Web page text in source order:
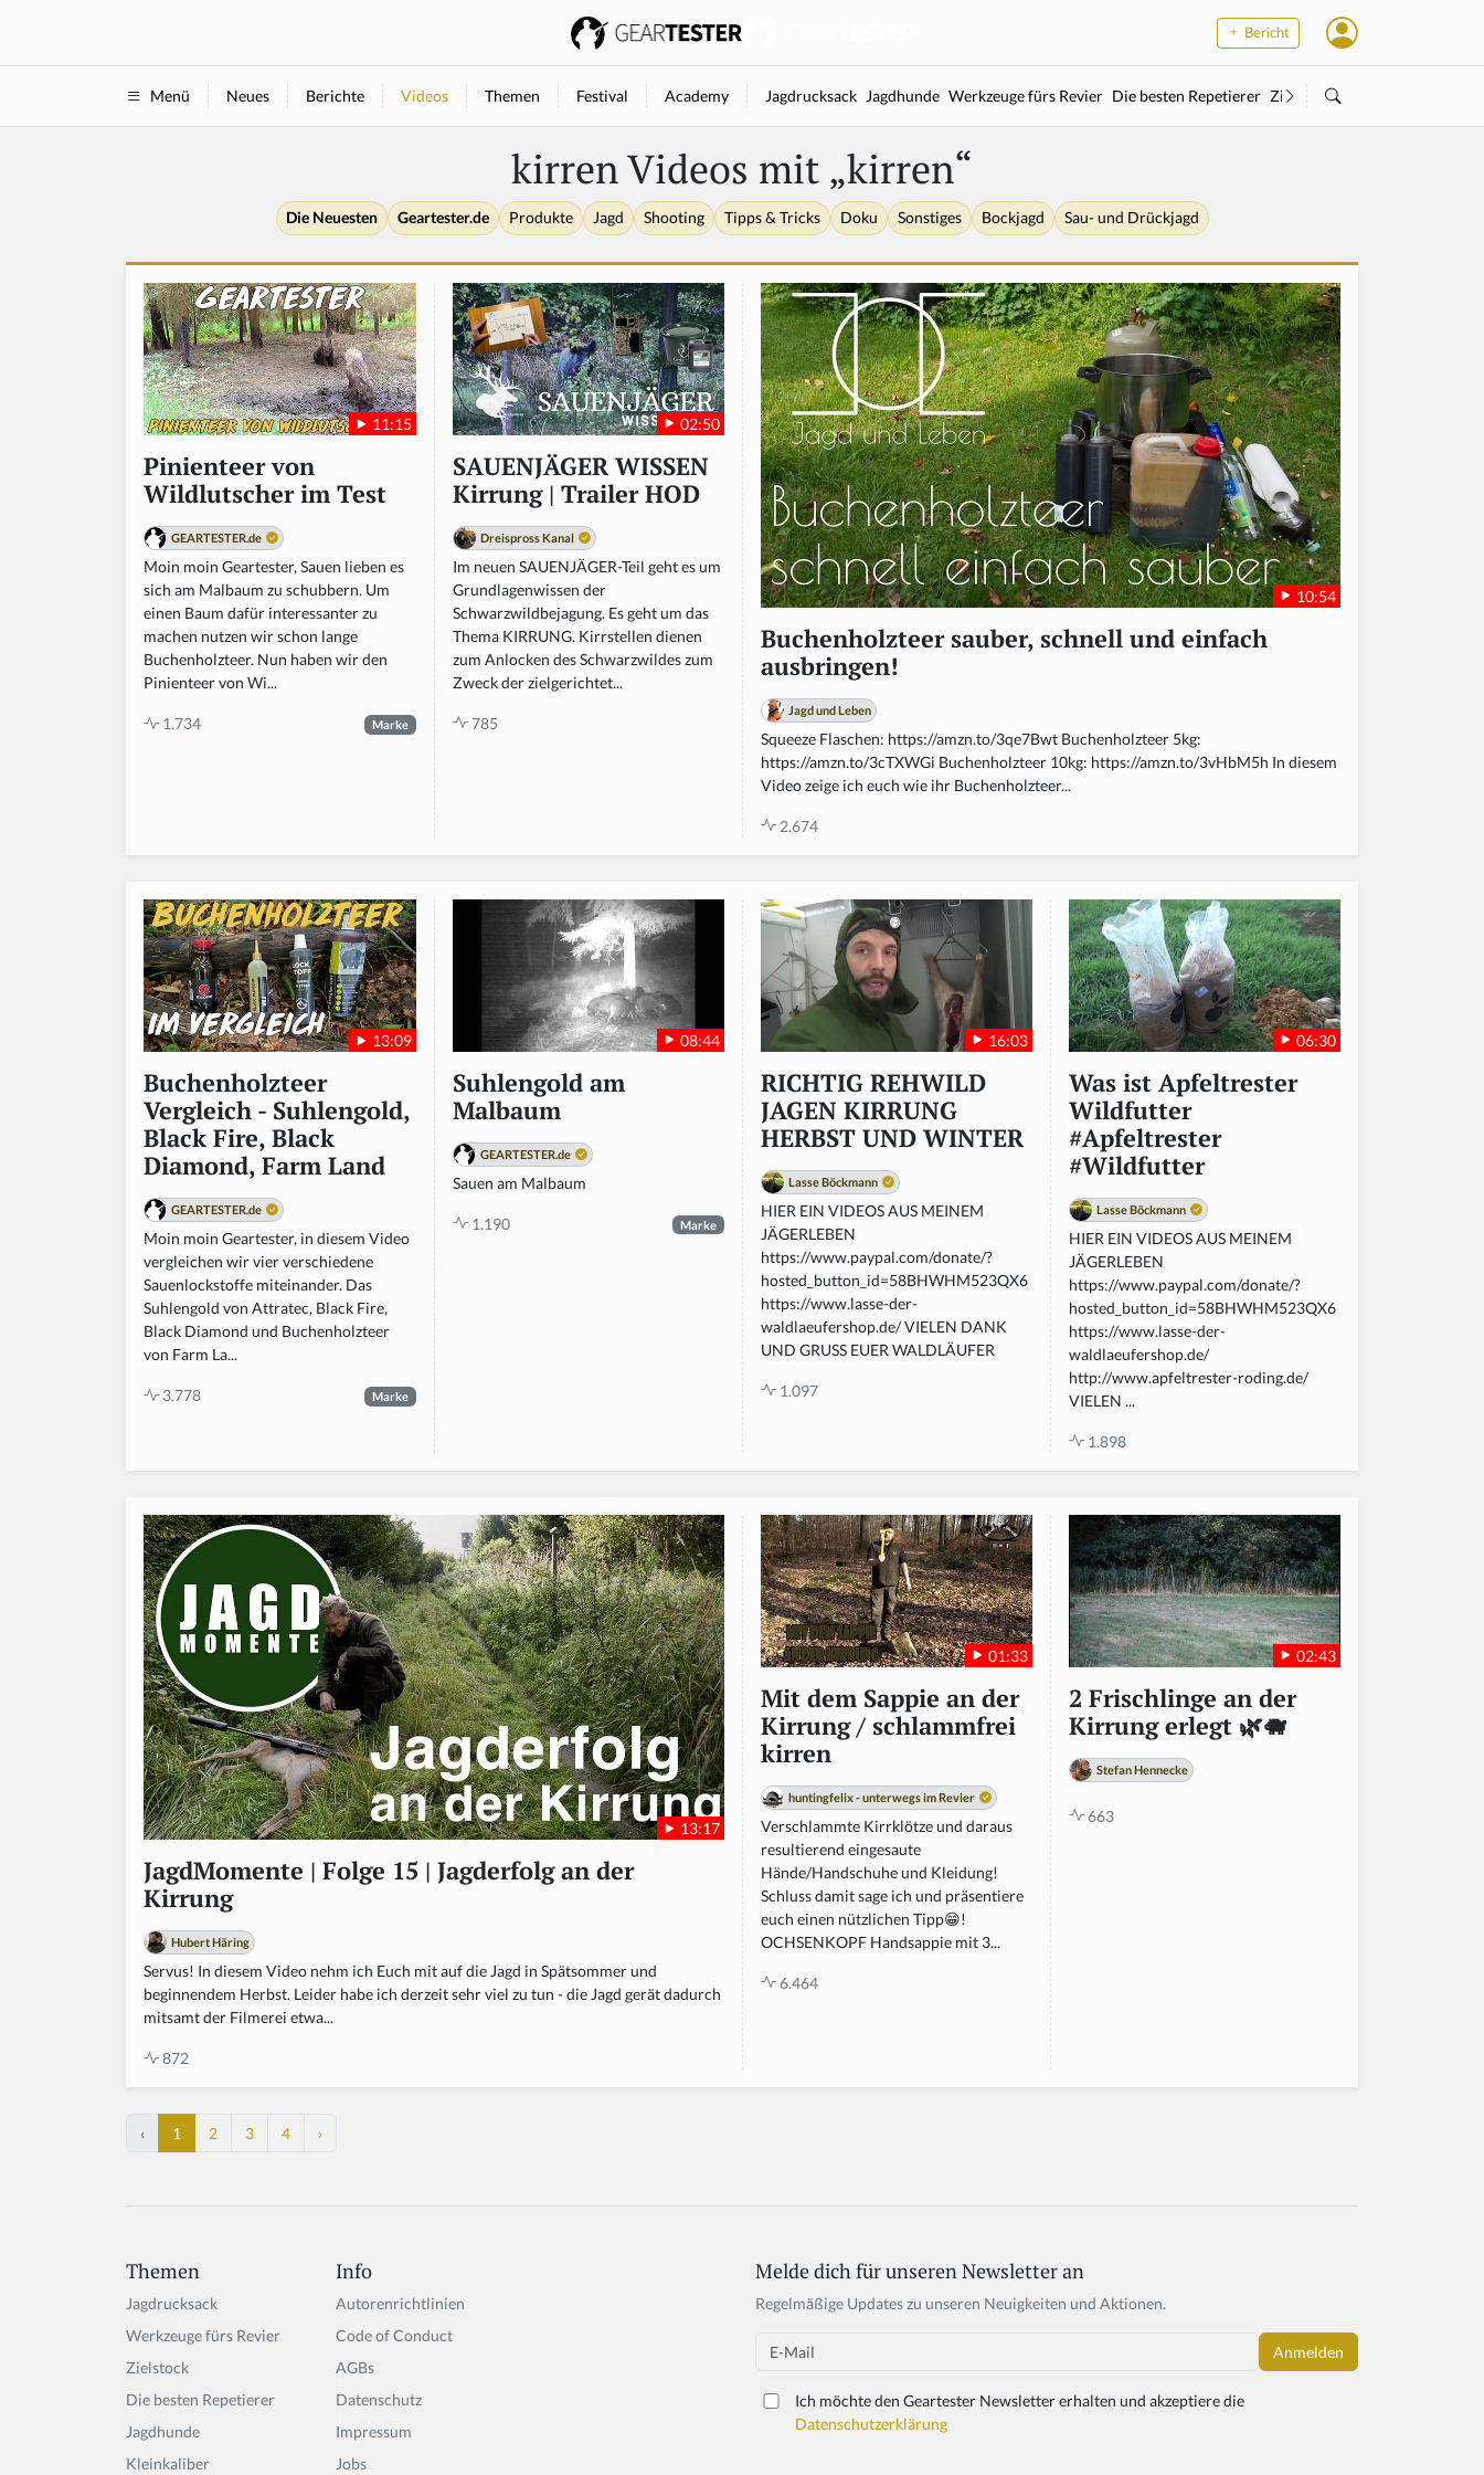
Bericht
Menü Neues Berichte Videos Themen Festival Academy Jagdrucksack Jagdhunde Werkzeuge fürs Revier Die besten Repetierer Zielstock
kirren Videos mit „kirren“
Die Neuesten Geartester.de Produkte Jagd Shooting Tipps & Tricks Doku Sonstiges Bockjagd Sau- und Drückjagd
11:15
Pinienteer von
Wildlutscher im Test
GEARTESTER.de
Moin moin Geartester, Sauen lieben es
sich am Malbaum zu schubbern. Um
einen Baum dafür interessanter zu
machen nutzen wir schon lange
Buchenholzteer. Nun haben wir den
Pinienteer von Wi...
1.734 Marke
02:50
SAUENJÄGER WISSEN
Kirrung | Trailer HOD
Dreispross Kanal
Im neuen SAUENJÄGER-Teil geht es um
Grundlagenwissen der
Schwarzwildbejagung. Es geht um das
Thema KIRRUNG. Kirrstellen dienen
zum Anlocken des Schwarzwildes zum
Zweck der zielgerichtet...
785
10:54
Buchenholzteer sauber, schnell und einfach
ausbringen!
Jagd und Leben
Squeeze Flaschen: https://amzn.to/3qe7Bwt Buchenholzteer 5kg:
https://amzn.to/3cTXWGi Buchenholzteer 10kg: https://amzn.to/3vHbM5h In diesem
Video zeige ich euch wie ihr Buchenholzteer...
2.674
13:09
Buchenholzteer
Vergleich - Suhlengold,
Black Fire, Black
Diamond, Farm Land
GEARTESTER.de
Moin moin Geartester, in diesem Video
vergleichen wir vier verschiedene
Sauenlockstoffe miteinander. Das
Suhlengold von Attratec, Black Fire,
Black Diamond und Buchenholzteer
von Farm La...
3.778 Marke
08:44
Suhlengold am
Malbaum
GEARTESTER.de
Sauen am Malbaum
1.190 Marke
16:03
RICHTIG REHWILD
JAGEN KIRRUNG
HERBST UND WINTER
Lasse Böckmann
HIER EIN VIDEOS AUS MEINEM
JÄGERLEBEN
https://www.paypal.com/donate/?
hosted_button_id=58BHWHM523QX6
https://www.lasse-der-
waldlaeufershop.de/ VIELEN DANK
UND GRUSS EUER WALDLÄUFER
1.097
06:30
Was ist Apfeltrester
Wildfutter
#Apfeltrester
#Wildfutter
Lasse Böckmann
HIER EIN VIDEOS AUS MEINEM
JÄGERLEBEN
https://www.paypal.com/donate/?
hosted_button_id=58BHWHM523QX6
https://www.lasse-der-
waldlaeufershop.de/
http://www.apfeltrester-roding.de/
VIELEN ...
1.898
13:17
JagdMomente | Folge 15 | Jagderfolg an der
Kirrung
Hubert Häring
Servus! In diesem Video nehm ich Euch mit auf die Jagd in Spätsommer und
beginnendem Herbst. Leider habe ich derzeit sehr viel zu tun - die Jagd gerät dadurch
mitsamt der Filmerei etwa...
872
01:33
Mit dem Sappie an der
Kirrung / schlammfrei
kirren
huntingfelix - unterwegs im Revier
Verschlammte Kirrklötze und daraus
resultierend eingesaute
Hände/Handschuhe und Kleidung!
Schluss damit sage ich und präsentiere
euch einen nützlichen Tipp😁!
OCHSENKOPF Handsappie mit 3...
6.464
02:43
2 Frischlinge an der
Kirrung erlegt 🌿🐗
Stefan Hennecke
663
‹ 1 2 3 4 ›
Themen
Jagdrucksack
Werkzeuge fürs Revier
Zielstock
Die besten Repetierer
Jagdhunde
Kleinkaliber
Info
Autorenrichtlinien
Code of Conduct
AGBs
Datenschutz
Impressum
Jobs
If
y
Melde dich für unseren Newsletter an
Regelmäßige Updates zu unseren Neuigkeiten und Aktionen.
Email
Ich möchte den Geartester Newsletter erhalten und akzeptiere die
Datenschutzerklärung